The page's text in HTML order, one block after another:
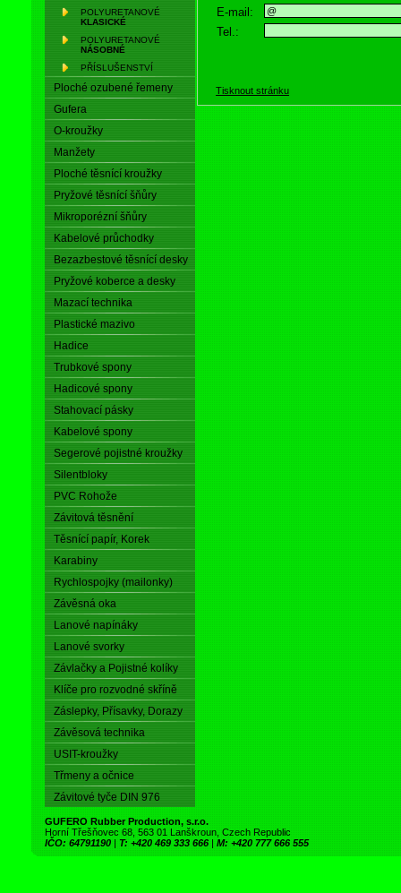
POLYURETANOVÉ
KLASICKÉ
POLYURETANOVÉ
NÁSOBNÉ
PŘÍSLUŠENSTVÍ
Ploché ozubené řemeny
Gufera
O-kroužky
Manžety
Ploché těsnící kroužky
Pryžové těsnící šňůry
Mikroporézní šňůry
Kabelové průchodky
Bezazbestové těsnící desky
Pryžové koberce a desky
Mazací technika
Plastické mazivo
Hadice
Trubkové spony
Hadicové spony
Stahovací pásky
Kabelové spony
Segerové pojistné kroužky
Silentbloky
PVC Rohože
Závitová těsnění
Těsnící papír, Korek
Karabiny
Rychlospojky (mailonky)
Závěsná oka
Lanové napínáky
Lanové svorky
Závlačky a Pojistné kolíky
Klíče pro rozvodné skříně
Záslepky, Přísavky, Dorazy
Závěsová technika
USIT-kroužky
Třmeny a očnice
Závitové tyče DIN 976
E-mail:
Tel.:
Tisknout stránku
GUFERO Rubber Production, s.r.o.
Horní Třešňovec 68, 563 01 Lanškroun, Czech Republic
IČO: 64791190 | T: +420 469 333 666 | M: +420 777 666 555